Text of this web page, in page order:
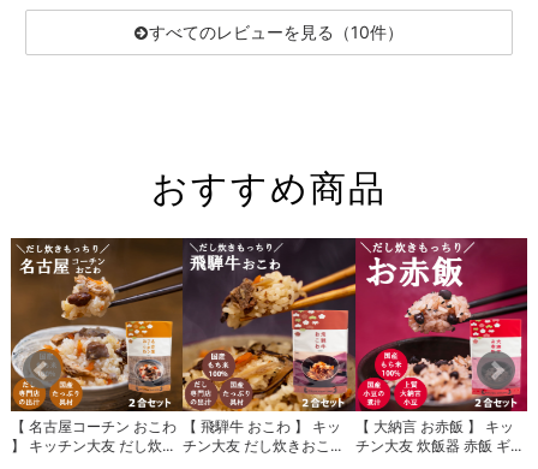
すべてのレビューを見る（10件）
おすすめ商品
【 名古屋コーチン おこわ
】 キッチン大友 だし炊...
【 飛騨牛 おこわ 】 キッ
チン大友 だし炊きおこ...
【 大納言 お赤飯 】 キッ
チン大友 炊飯器 赤飯 ギ...